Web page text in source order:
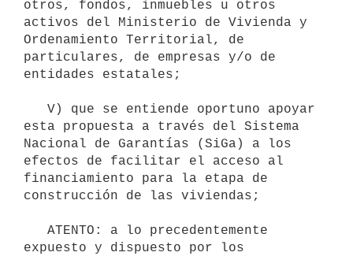
otros, fondos, inmuebles u otros
activos del Ministerio de Vivienda y
Ordenamiento Territorial, de
particulares, de empresas y/o de
entidades estatales;
esta propuesta a través del Sistema
Nacional de Garantías (SiGa) a los
efectos de facilitar el acceso al
financiamiento para la etapa de
construcción de las viviendas;
expuesto y dispuesto por los